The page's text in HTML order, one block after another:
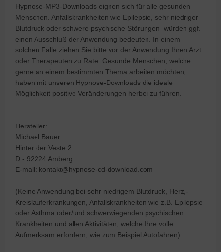
Hypnose-MP3-Downloads eignen sich für alle gesunden
Menschen. Anfallskrankheiten wie Epilepsie, sehr niedriger
Blutdruck oder schwere psychische Störungen würden ggf.
einen Ausschluß der Anwendung bedeuten. In einem
solchen Falle ziehen Sie bitte vor der Anwendung Ihren Arzt
oder Therapeuten zu Rate. Gesunde Menschen, welche
gerne an einem bestimmten Thema arbeiten möchten,
haben mit unseren Hypnose-Downloads die ideale
Möglichkeit positive Veränderungen herbei zu führen.
Hersteller:
Michael Bauer
Hinter der Veste 2
D - 92224 Amberg
E-mail: kontakt@hypnose-cd-download.com
(Keine Anwendung bei sehr niedrigem Blutdruck, Herz,-
Kreislauferkrankungen, Anfallskrankheiten wie z.B. Epilepsie
oder Asthma oder/und schwerwiegenden psychischen
Krankheiten und allen Aktivitäten, welche Ihre volle
Aufmerksam erfordern, wie zum Beispiel Autofahren).